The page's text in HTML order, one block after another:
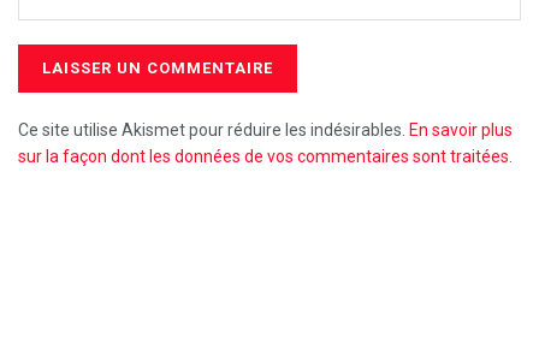
Ce site utilise Akismet pour réduire les indésirables. En savoir plus
sur la façon dont les données de vos commentaires sont traitées.